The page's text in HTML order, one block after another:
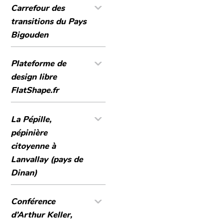
Carrefour des
transitions du Pays
Bigouden
Plateforme de
design libre
FlatShape.fr
La Pépille,
pépinière
citoyenne à
Lanvallay (pays de
Dinan)
Conférence
d’Arthur Keller,